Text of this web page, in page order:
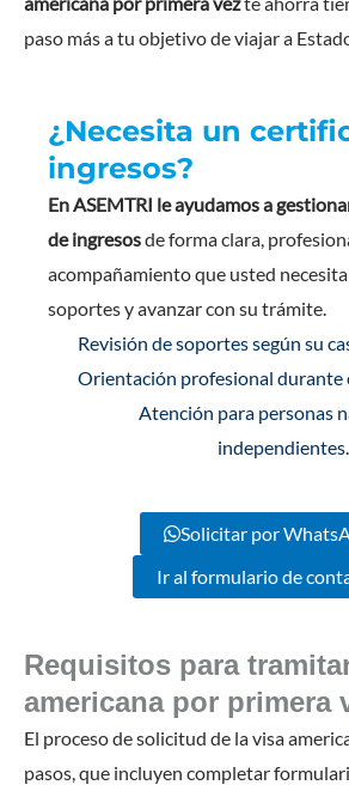
paso más a tu objetivo de viajar a
¿Necesita un
ingresos?
En ASEMTRI le ayudamos a
de ingresosde forma clara,
acompañamiento que usted
soportes y avanzar con su trámite.
Revisión de soportes según su
Orientación profesional durante
Atención para personas
independientes.
Solicitar por
Ir al formulario de
Requisitos para
americana por primera
El proceso de solicitud de la visa
pasos, que incluyen completar